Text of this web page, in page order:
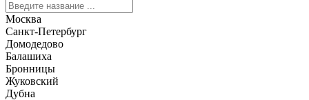
Москва
Санкт-Петербург
Домодедово
Балашиха
Бронницы
Жуковский
Дубна